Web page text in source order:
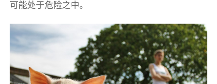
可能处于危险之中。